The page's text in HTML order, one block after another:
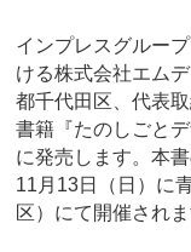
インプレスグルー
ける株式会社エム
都千代田区、代表
書籍『たのしごと
に発売します。本
11月13日（日）に
区）にて開催されま